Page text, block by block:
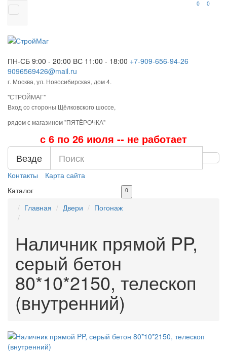
0 0
ПН-СБ 9:00 - 20:00 ВС 11:00 - 18:00 +7-909-656-94-26
9096569426@mail.ru
г. Москва, ул. Новосибирская, дом 4.
"СТРОЙМАГ"
Вход со стороны Щёлковского шоссе,
рядом с магазином "ПЯТЁРОЧКА"
с 6 по 26 июля -- не работает
Везде
Контакты
Карта сайта
Каталог
0
Главная Двери Погонаж
Наличник прямой PP,
серый бетон
80*10*2150, телескоп
(внутренний)